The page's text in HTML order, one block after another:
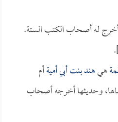
له أصحاب الكتب الستة.
هيهند بنت أبي أميةأم
وحديثها أخرجه أصحاب